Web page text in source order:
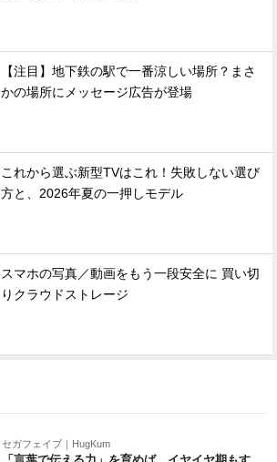
【注目】地下鉄の駅で一番涼しい場所？まさ
かの場所にメッセージ広告が登場
これから選ぶ新型TVはこれ！失敗しない選び
方と、2026年夏の一押しモデル
スマホの写真／動画をもう一段安全に 買い切
りクラウドストレージ
セガフェイブ｜HugKum